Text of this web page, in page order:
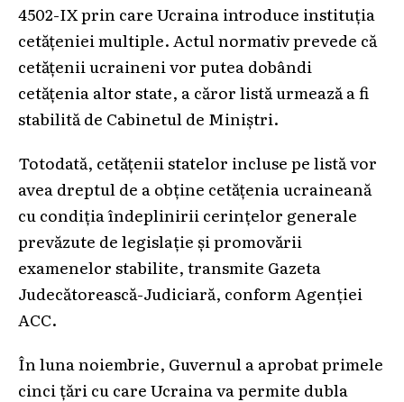
4502-IX prin care Ucraina introduce instituția
cetățeniei multiple. Actul normativ prevede că
cetățenii ucraineni vor putea dobândi
cetățenia altor state, a căror listă urmează a fi
stabilită de Cabinetul de Miniștri.
Totodată, cetățenii statelor incluse pe listă vor
avea dreptul de a obține cetățenia ucraineană
cu condiția îndeplinirii cerințelor generale
prevăzute de legislație și promovării
examenelor stabilite, transmite Gazeta
Judecătorească-Judiciară, conform Agenției
ACC.
În luna noiembrie, Guvernul a aprobat primele
cinci țări cu care Ucraina va permite dubla